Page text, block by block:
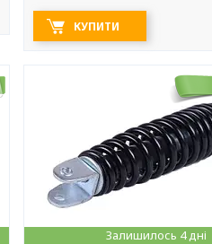
КУПИТИ
Залишилось 4 дні